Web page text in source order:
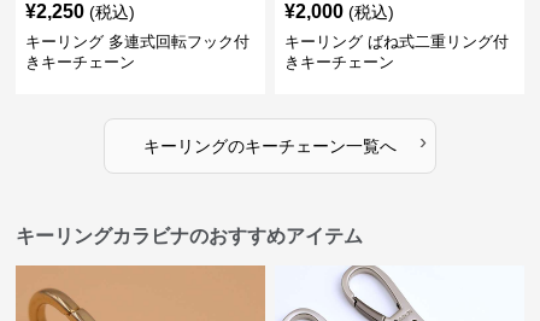
¥2,250 (税込)
キーリング 多連式回転フック付
きキーチェーン
¥2,000 (税込)
キーリング ばね式二重リング付
きキーチェーン
キーリングのキーチェーン一覧へ ›
キーリングカラビナのおすすめアイテム